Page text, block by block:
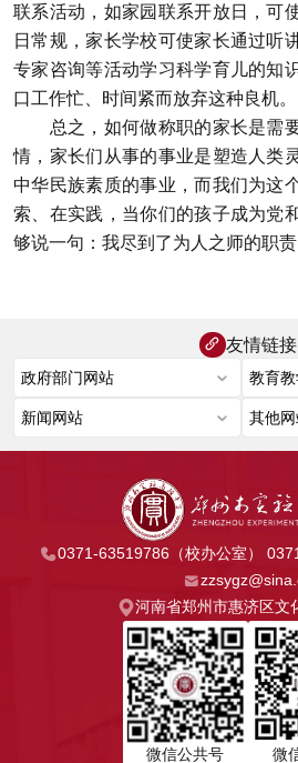
联系活动，如家园联系开放日，可
日常规，家长学校可使家长通过听
专家咨询等活动学习科学育儿的知
口工作忙、时间紧而放弃这种良机。
总之，如何做称职的家长是需
情，家长们从事的事业是塑造人类
中华民族素质的事业，而我们为这
索、在实践，当你们的孩子成为党
够说一句：我尽到了为人之师的职责
友情链接
0371-63519786（校办公室）
河南省郑州市惠济区文
微信公共号 微